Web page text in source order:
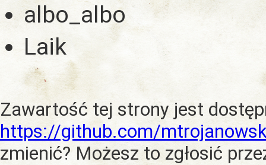
albo_albo
Laik
Zawartość tej strony jest
https://github.com/
zmienić? Możesz to zgłosić